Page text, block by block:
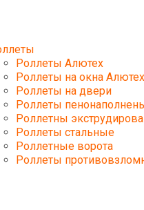
Роллеты Алютех
Роллеты на окна Алютех
Роллеты на двери
Роллеты
Роллетны
Роллеты стальные
Роллетные ворота
Роллеты